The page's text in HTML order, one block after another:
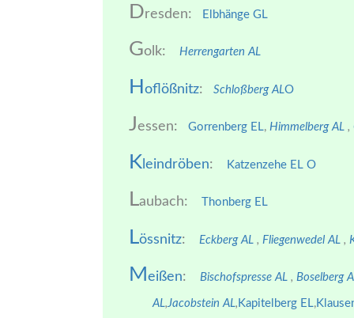
Dresden: Elbhänge GL
Golk: Herrengarten AL
H oflößnitz: Schloßberg ALO
Jessen: Gorrenberg EL, Himmelberg AL ,
K leindröben: Katzenzehe EL O
Laubach: Thonberg EL
Lössnitz: Eckberg AL , Fliegenwedel AL ,
M eißen: Bischofspresse AL , Boselberg
AL,Jacobstein AL, Kapitelberg EL,